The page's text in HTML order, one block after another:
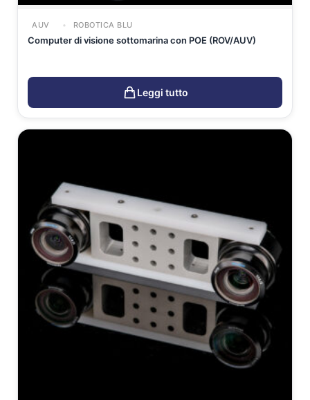
AUV ROBOTICA BLU
Computer di visione sottomarina con POE (ROV/AUV)
Leggi tutto